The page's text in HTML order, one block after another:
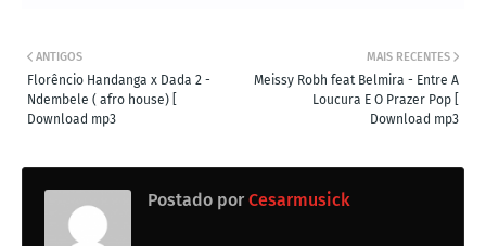
MAIS RECENTES
Meissy Robh feat Belmira - Entre A
Loucura E O Prazer Pop [
Download mp3
ANTIGOS
Florêncio Handanga x Dada 2 -
Ndembele ( afro house) [
Download mp3
Postado por Cesarmusick